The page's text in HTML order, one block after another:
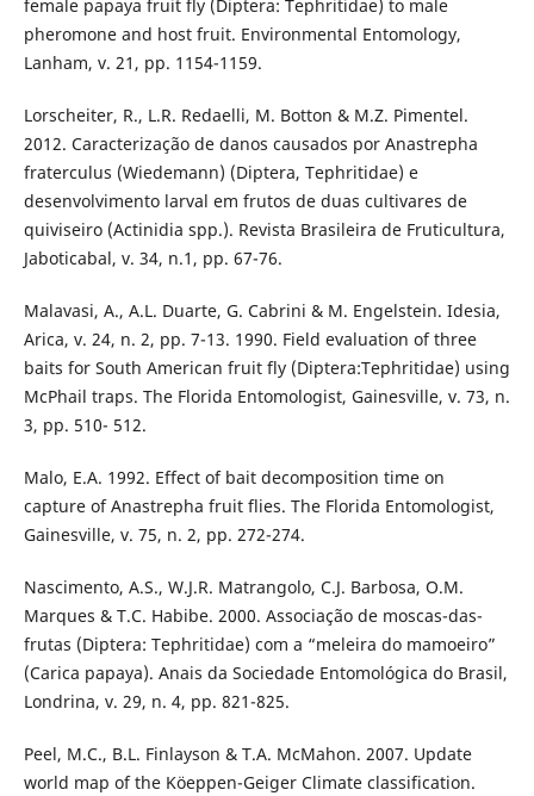
female papaya fruit fly (Diptera: Tephritidae) to male
pheromone and host fruit. Environmental Entomology,
Lanham, v. 21, pp. 1154-1159.
Lorscheiter, R., L.R. Redaelli, M. Botton & M.Z. Pimentel.
2012. Caracterização de danos causados por Anastrepha
fraterculus (Wiedemann) (Diptera, Tephritidae) e
desenvolvimento larval em frutos de duas cultivares de
quiviseiro (Actinidia spp.). Revista Brasileira de Fruticultura,
Jaboticabal, v. 34, n.1, pp. 67-76.
Malavasi, A., A.L. Duarte, G. Cabrini & M. Engelstein. Idesia,
Arica, v. 24, n. 2, pp. 7-13. 1990. Field evaluation of three
baits for South American fruit fly (Diptera:Tephritidae) using
McPhail traps. The Florida Entomologist, Gainesville, v. 73, n.
3, pp. 510- 512.
Malo, E.A. 1992. Effect of bait decomposition time on
capture of Anastrepha fruit flies. The Florida Entomologist,
Gainesville, v. 75, n. 2, pp. 272-274.
Nascimento, A.S., W.J.R. Matrangolo, C.J. Barbosa, O.M.
Marques & T.C. Habibe. 2000. Associação de moscas-das-
frutas (Diptera: Tephritidae) com a “meleira do mamoeiro”
(Carica papaya). Anais da Sociedade Entomológica do Brasil,
Londrina, v. 29, n. 4, pp. 821-825.
Peel, M.C., B.L. Finlayson & T.A. McMahon. 2007. Update
world map of the Köeppen-Geiger Climate classification.